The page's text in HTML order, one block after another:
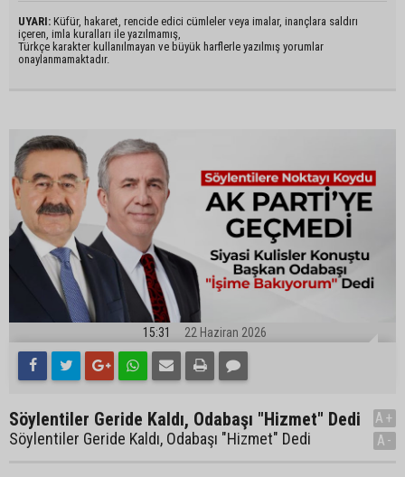
UYARI: Küfür, hakaret, rencide edici cümleler veya imalar, inançlara saldırı
içeren, imla kuralları ile yazılmamış,
Türkçe karakter kullanılmayan ve büyük harflerle yazılmış yorumlar
onaylanmamaktadır.
15:31 22 Haziran 2026
Söylentiler Geride Kaldı, Odabaşı "Hizmet" Dedi
Söylentiler Geride Kaldı, Odabaşı "Hizmet" Dedi
A+
A-